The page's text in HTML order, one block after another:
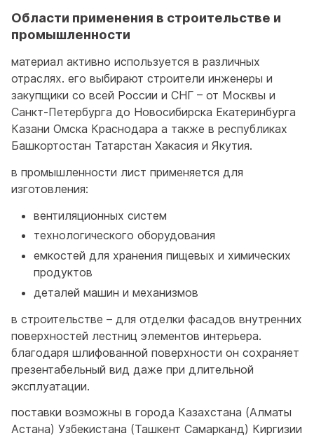
Области применения в строительстве и
промышленности
материал активно используется в различных
отраслях. его выбирают строители инженеры и
закупщики со всей России и СНГ – от Москвы и
Санкт-Петербурга до Новосибирска Екатеринбурга
Казани Омска Краснодара а также в республиках
Башкортостан Татарстан Хакасия и Якутия.
в промышленности лист применяется для
изготовления:
вентиляционных систем
технологического оборудования
емкостей для хранения пищевых и химических
продуктов
деталей машин и механизмов
в строительстве – для отделки фасадов внутренних
поверхностей лестниц элементов интерьера.
благодаря шлифованной поверхности он сохраняет
презентабельный вид даже при длительной
эксплуатации.
поставки возможны в города Казахстана (Алматы
Астана) Узбекистана (Ташкент Самарканд) Киргизии